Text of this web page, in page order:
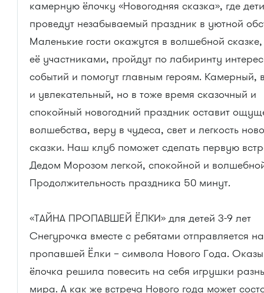
камерную ёлочку «Новогодняя сказка», где
проведут незабываемый праздник в уютной
Маленькие гости окажутся в волшебной сказке,
её участниками, пройдут по лабиринту
событий и помогут главным героям. Камерный,
и увлекательный, но в тоже время сказочный и
спокойный новогодний праздник оставит
волшебства, веру в чудеса, свет и легкость
сказки. Наш клуб поможет сделать первую
Дедом Морозом легкой, спокойной и
Продолжительность праздника 50 минут.
«ТАЙНА ПРОПАВШЕЙ ЁЛКИ» для детей 3-9 лет
Снегурочка вместе с ребятами отправляется
пропавшей Ёлки – символа Нового Года.
ёлочка решила повесить на себя игрушки
мира. А как же встреча Нового года может